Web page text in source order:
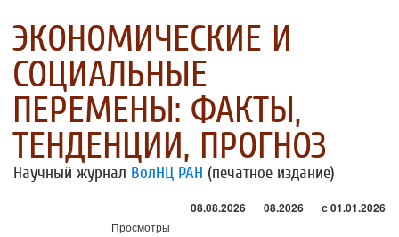
ЭКОНОМИЧЕСКИЕ И
СОЦИАЛЬНЫЕ
ПЕРЕМЕНЫ: ФАКТЫ,
ТЕНДЕНЦИИ, ПРОГНОЗ
Научный журнал ВолНЦ РАН (печатное издание)
08.08.2026 08.2026 с 01.01.2026
Просмотры